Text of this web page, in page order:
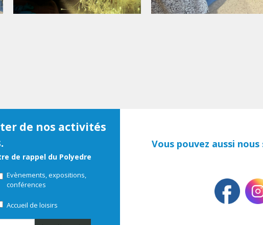
de nos activités
de rappel du Polyedre
Evènements, expositions,
conférences
Accueil de loisirs
Vous pouvez aussi